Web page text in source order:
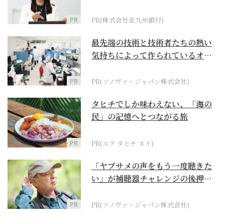
PR PR(株式会社北九州銀行)
PR
最先端の技術と技術者たちの熱い
気持ちによって作られているオー
PR(ソノヴァ・ジャパン株式会社)
PR
タヒチでしか味わえない、「海の
民」の記憶へとつながる旅
PR(エア タヒチ ヌイ)
PR
「ヤブサメの声をもう一度聴きた
い」が補聴器チャレンジの後押し
PR(ソノヴァ・ジャパン株式会社)